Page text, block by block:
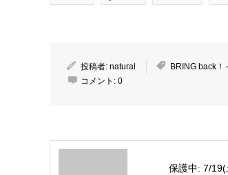
投稿者: natural BRING back！
コメント: 0
保護中: 7/